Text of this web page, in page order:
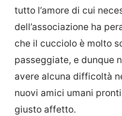
tutto l’amore di cui
dell’associazione ha
che il cucciolo è molto
passeggiate, e dunque
avere alcuna difficoltà
nuovi amici umani
giusto affetto.